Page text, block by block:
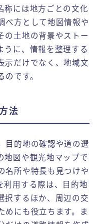
称には地方ごとの文化
べ方として地図情報や
の土地の背景やストー
うに、情報を整理する
示だけでなく、地域文
です。
法
目的地の確認や道の選
地図や観光地マップで
名所や特長も見つけや
利用する際は、目的地
択するほか、周辺の交
めにも役立ちます。ま